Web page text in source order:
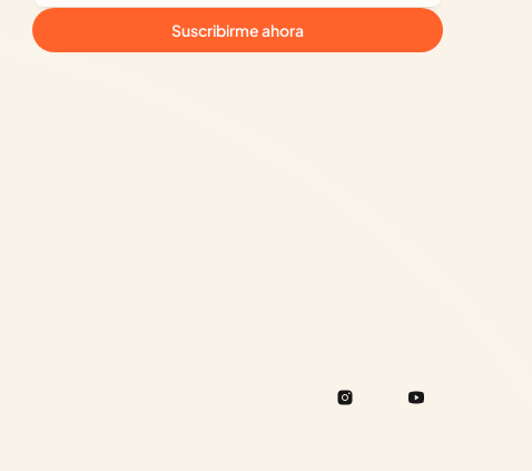
Suscribirme ahora